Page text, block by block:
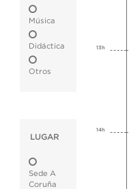
Música
Didáctica
Otros
LUGAR
Sede A
Coruña
13h
14h